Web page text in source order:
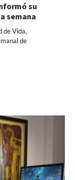
su
semana
de Vida,
de